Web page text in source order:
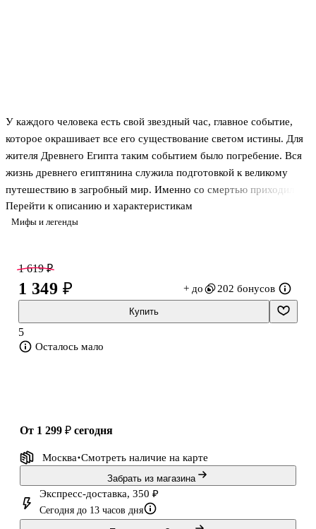
Мифы и легенды
У каждого человека есть свой звездный час, главное событие,
которое окрашивает все его существование светом истины. Для
жителя Древнего Египта таким событием было погребение. Вся
жизнь древнего египтянина служила подготовкой к великому
путешествию в загробный мир. Именно со смертью приходила
истинная оценка содеянного за время кратного земного
существования, навечно определяющая будущее души жителя
главной книгой древнего египтянина. Это не набор поучений и
молитв, это верный спутник усопшего, помогающий не сбиться с
пути в столь непохожем на земной мире ином.
Творение многих поко
Перейти к описанию и характеристикам
1 619 ₽
1 349 ₽ + до 202 бонусов
Купить
5
Осталось мало
от 1 299 ₽ сегодня
Москва Смотреть наличие на карте
Забрать из магазина
Экспресс-доставка, 350 ₽
Сегодня до 13 часов дня